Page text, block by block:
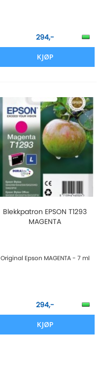
294,-
KJØP
Blekkpatron EPSON T1293
MAGENTA
Original Epson MAGENTA - 7 ml
294,-
KJØP